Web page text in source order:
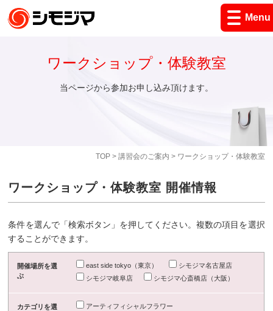
Menu
TOP> 講習会のご案内 > ワークショップ・体験教室
ワークショップ・体験教室
当ページから参加お申し込み頂けます。
ワークショップ・体験教室 開催情報
条件を選んで「検索ボタン」を押してください。複数の項目を選択
することができます。
開催場所を選
ぶ
east side tokyo（東京）
シモジマ名古屋店
シモジマ岐阜店
シモジマ心斎橋店（大阪）
カテゴリを選
アーティフィシャルフラワー